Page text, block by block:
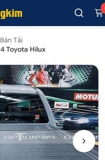
Tải
Toyota Hilux